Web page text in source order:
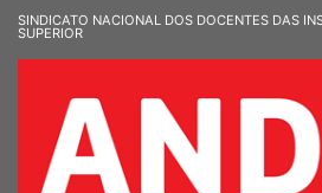
SINDICATO NACIONAL DOS DOCENTES DAS
SUPERIOR